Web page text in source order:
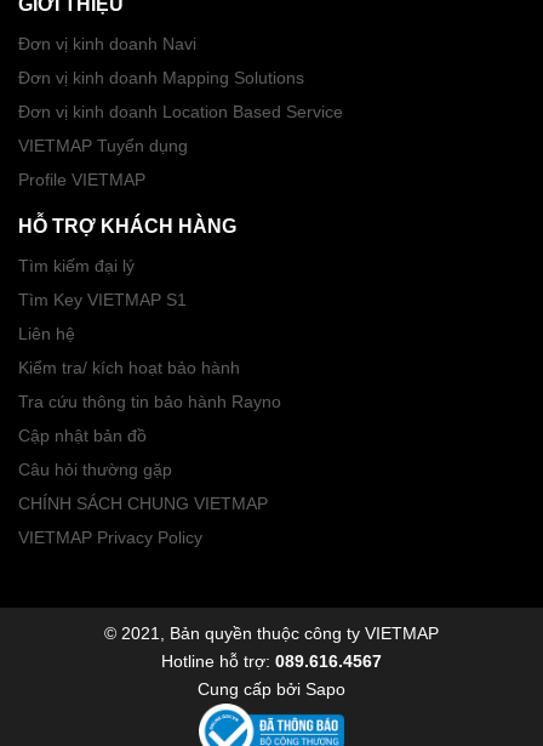
GIỚI THIỆU
Đơn vị kinh doanh Navi
Đơn vị kinh doanh Mapping Solutions
Đơn vị kinh doanh Location Based Service
VIETMAP Tuyển dụng
Profile VIETMAP
HỖ TRỢ KHÁCH HÀNG
Tìm kiếm đại lý
Tìm Key VIETMAP S1
Liên hệ
Kiểm tra/ kích hoạt bảo hành
Tra cứu thông tin bảo hành Rayno
Cập nhật bản đồ
Câu hỏi thường gặp
CHÍNH SÁCH CHUNG VIETMAP
VIETMAP Privacy Policy
© 2021, Bản quyền thuộc công ty VIETMAP
Hotline hỗ trợ: 089.616.4567
Cung cấp bởi Sapo